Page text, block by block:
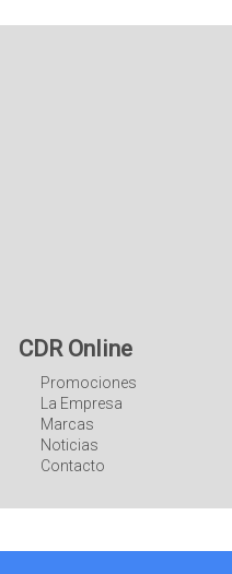
CDR Online
Promociones
La Empresa
Marcas
Noticias
Contacto